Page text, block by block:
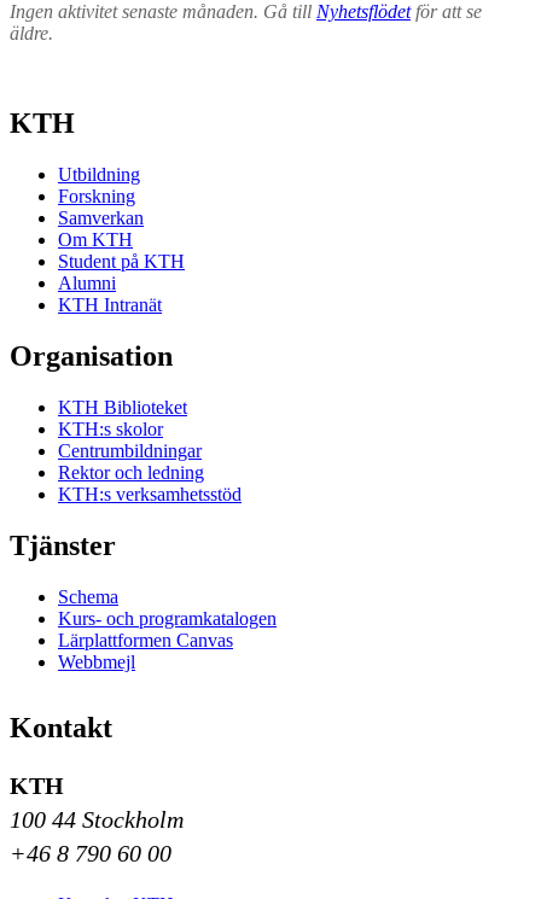
Ingen aktivitet senaste månaden. Gå till Nyhetsflödetför att se
äldre.
KTH
Utbildning
Forskning
Samverkan
Om KTH
Student på KTH
Alumni
KTH Intranät
Organisation
KTH Biblioteket
KTH:s skolor
Centrumbildningar
Rektor och ledning
KTH:s verksamhetsstöd
Tjänster
Schema
Kurs- och programkatalogen
Lärplattformen Canvas
Webbmejl
Kontakt
KTH
100 44 Stockholm
+46 8 790 60 00